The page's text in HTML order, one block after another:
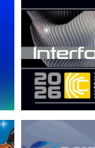
que não dá para
farão parte da
com eles e
Esse diálogo